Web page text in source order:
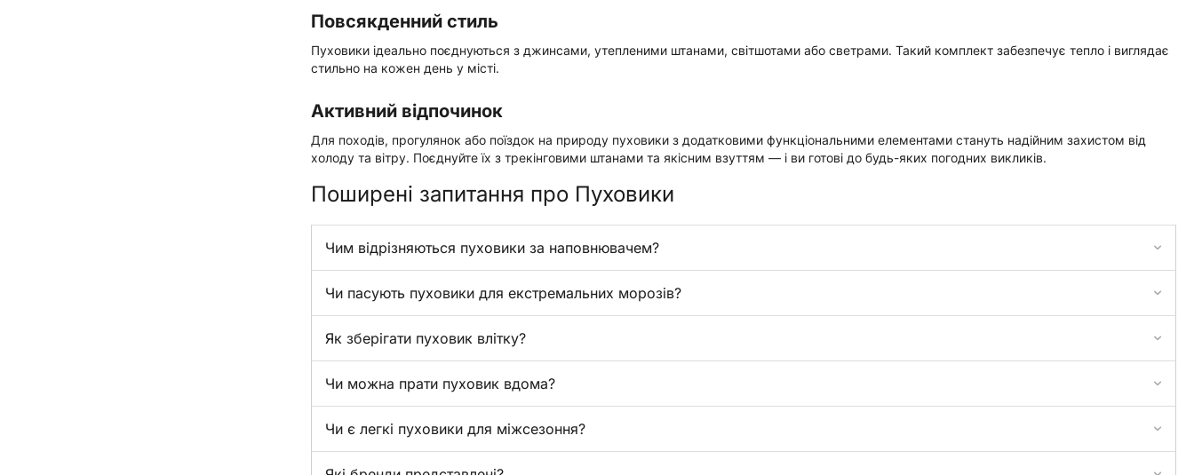
Повсякденний стиль
Пуховики ідеально поєднуються з джинсами, утепленими штанами, світшотами або светрами. Такий комплект забезпечує тепло і виглядає
стильно на кожен день у місті.
Активний відпочинок
Для походів, прогулянок або поїздок на природу пуховики з додатковими функціональними елементами стануть надійним захистом від
холоду та вітру. Поєднуйте їх з трекінговими штанами та якісним взуттям — і ви готові до будь-яких погодних викликів.
Поширені запитання про Пуховики
Чим відрізняються пуховики за наповнювачем?
Чи пасують пуховики для екстремальних морозів?
Як зберігати пуховик влітку?
Чи можна прати пуховик вдома?
Чи є легкі пуховики для міжсезоння?